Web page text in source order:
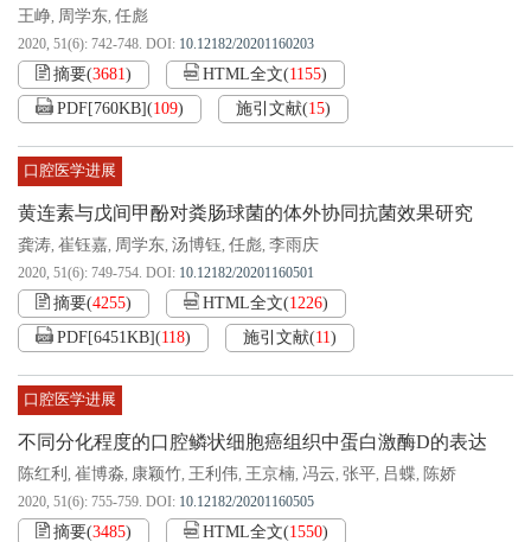
王峥, 周学东, 任彪
2020, 51(6): 742-748. DOI: 10.12182/20201160203
摘要(3681) HTML全文(1155)
PDF[760KB](109) 施引文献(15)
口腔医学进展
黄连素与戊间甲酚对粪肠球菌的体外协同抗菌效果研究
龚涛, 崔钰嘉, 周学东, 汤博钰, 任彪, 李雨庆
2020, 51(6): 749-754. DOI: 10.12182/20201160501
摘要(4255) HTML全文(1226)
PDF[6451KB](118) 施引文献(11)
口腔医学进展
不同分化程度的口腔鳞状细胞癌组织中蛋白激酶D的表达
陈红利 , 崔博淼, 康颖竹, 王利伟, 王京楠, 冯云, 张平, 吕蝶, 陈娇
2020, 51(6): 755-759. DOI: 10.12182/20201160505
摘要(3485) HTML全文(1550)